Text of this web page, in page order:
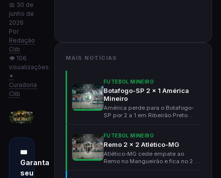
📅 30 de
junho de
2026
Por
Redação
Clib
👁 106
visualizações
✦
Curadoria
Clib
🎟
Garanta
seu
MAIS NOTÍCIAS
FUTEBOL MINEIRO
Botafogo-SP 2 x 1 América
Mineiro
América perde para o Botafogo-
SP por 2 a 1 em Ribeirão Preto
FUTEBOL MINEIRO
Remo 2 x 2 Atlético-MG
Atlético-MG cede empate ao
Remo no Mangueirão e fica no 2 a